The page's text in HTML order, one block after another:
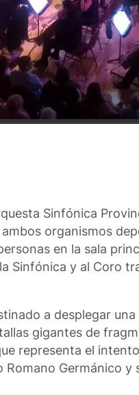
Sinfónica
organismos
en la sala
Sinfónica y al Coro
a desplegar
gigantes de
representa el
Germánico